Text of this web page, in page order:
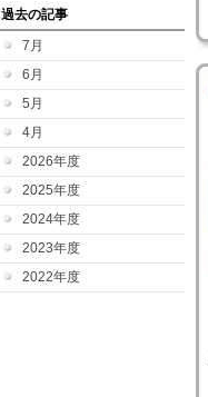
過去の記事
7月
6月
5月
4月
2026年度
2025年度
2024年度
2023年度
2022年度